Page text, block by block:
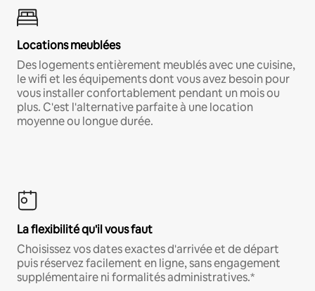
Locations meublées
Des logements entièrement meublés avec une cuisine,
le wifi et les équipements dont vous avez besoin pour
vous installer confortablement pendant un mois ou
plus. C'est l'alternative parfaite à une location
moyenne ou longue durée.
La flexibilité qu'il vous faut
Choisissez vos dates exactes d'arrivée et de départ
puis réservez facilement en ligne, sans engagement
supplémentaire ni formalités administratives.*